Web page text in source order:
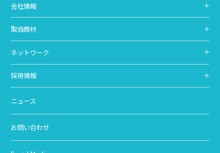
会社情報
取扱商材
ネットワーク
採用情報
ニュース
お問い合わせ